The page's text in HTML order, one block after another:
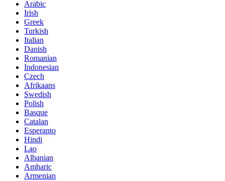
Arabic
Irish
Greek
Turkish
Italian
Danish
Romanian
Indonesian
Czech
Afrikaans
Swedish
Polish
Basque
Catalan
Esperanto
Hindi
Lao
Albanian
Amharic
Armenian